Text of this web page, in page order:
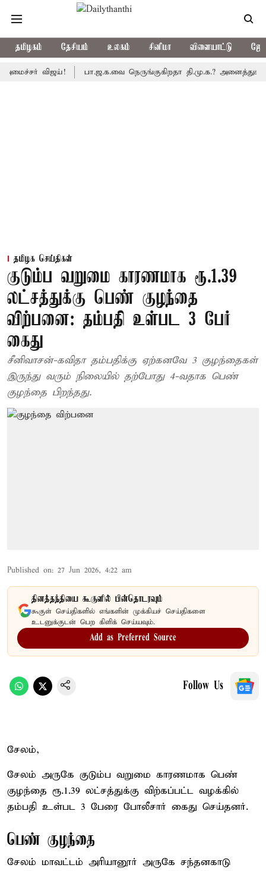
தமிழகம் தேசியம் உலகம் சினிமா விளையாட்டு
விஜய்! பா.ஜ.க.வை நெருங்குகிறதா தி.மு.க.?
தமிழக செய்திகள்
குடும்ப வறுமை காரணமாக ரூ.1.39
லட்சத்துக்கு பெண் குழந்தை
விற்பனை: தம்பதி உள்பட 3 பேர்
கைது
சீனிவாசன்-கவிதா தம்பதிக்கு ஏற்கனவே 3 குழந்தைகள்
இருந்து வரும் நிலையில் தற்போது 4-வதாக பெண்
குழந்தை பிறந்தது.
Published on: 27 Jun 2026, 4:22 am
தினத்தந்தியை கூகுளில் பின்தொடரவும்
கூகுள் செய்திகளில் எங்களின் முக்கியச் செய்திகளை
உடனுக்குடன் பெற கிளிக் செய்யவும்.
Add as Preferred Source
Follow Us
சேலம்,
சேலம் அருகே குடும்ப வறுமை காரணமாக பெண்
குழந்தை ரூ.1.39 லட்சத்துக்கு விற்கப்பட்ட வழக்கில்
தம்பதி உள்பட 3 பேரை போலீசார் கைது செய்தனர்.
பெண் குழந்தை
சேலம் மாவட்டம் அரியானூர் அருகே சந்தனகாடு